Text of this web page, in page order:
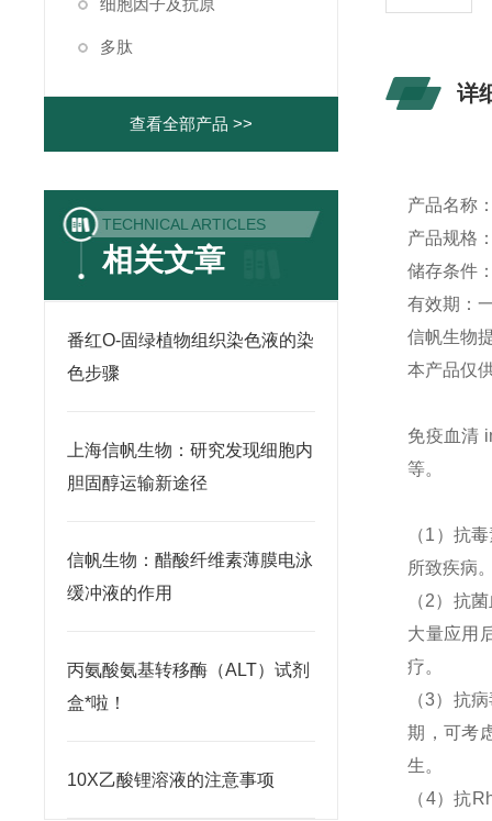
细胞因子及抗原
多肽
查看全部产品 >>
TECHNICAL ARTICLES
相关文章
番红O-固绿植物组织染色液的染
色步骤
上海信帆生物：研究发现细胞内
胆固醇运输新途径
信帆生物：醋酸纤维素薄膜电泳
缓冲液的作用
丙氨酸氨基转移酶（ALT）试剂
盒*啦！
10X乙酸锂溶液的注意事项
详
产品名称
产品规格
储存条件
有效期：
信帆生物
本产品仅
免疫血清
等。
（1 ）抗
所致疾病
（2）抗
大量应用
疗。
（3）抗
期，可考
生。
（4）抗